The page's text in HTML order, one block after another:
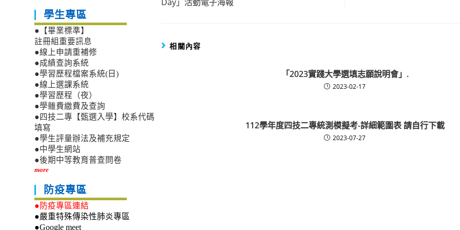
articles
相關內容
「2023實踐大學選填志願說明會」.
2023-02-17
112學年度四技二專統測模擬考-詳細範圍表 請自行下載
2023-07-27
學生專區
●【畢業標準】
註冊組重要訊息
●線上申請重補修
●成績查詢系統
●學習歷程檔案系統(日)
●線上選課系統
●學習歷程（夜）
●學雜費繳費及查詢
●四技二專【甄選入學】校系代碼
填寫
●學生評量辦法及補充規定
●中學生網站
●後期中等教育普查問卷
more
防疫專區
●防疫專區連結
●嚴重特殊傳染性肺炎專區
●Google meet